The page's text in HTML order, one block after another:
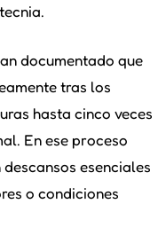
documentado que
tras los
hasta cinco veces
En ese proceso
esenciales
o condiciones